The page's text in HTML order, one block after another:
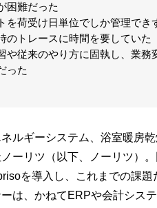
困難だった
を荷受け日単位でしか管理でき
のトレースに時間を要していた
や従来のやり方に固執し、業務
った
ルギーシステム、浴室暖房
ーリツ（以下、ノーリツ）
を導入し、これまでの課
は、かねてERPや会計シス